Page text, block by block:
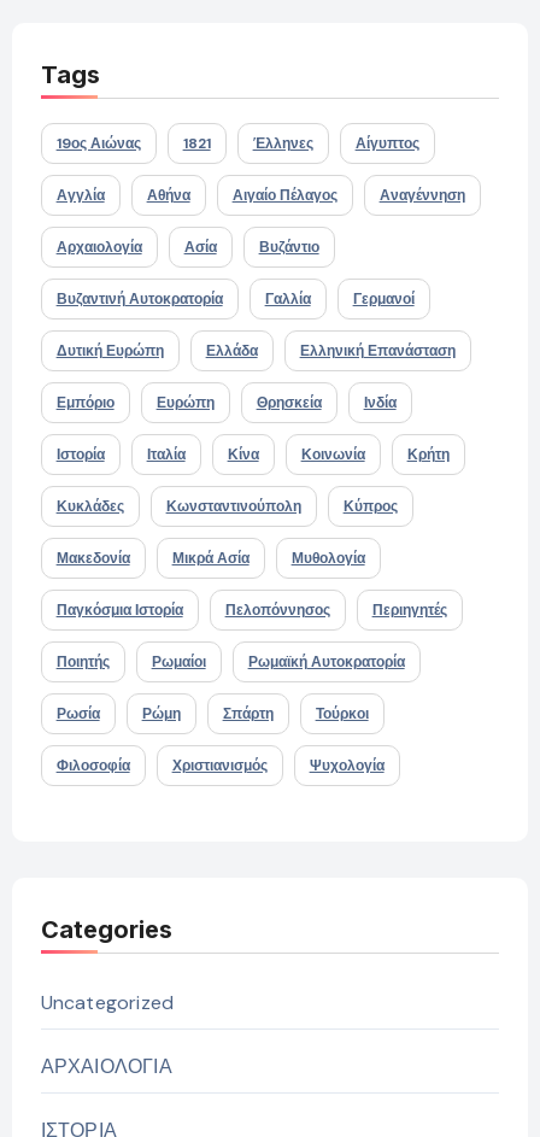
Tags
19ος Αιώνας 1821 Έλληνες Αίγυπτος
Αγγλία Αθήνα Αιγαίο Πέλαγος Αναγέννηση
Αρχαιολογία Ασία Βυζάντιο
Βυζαντινή Αυτοκρατορία Γαλλία Γερμανοί
Δυτική Ευρώπη Ελλάδα Ελληνική Επανάσταση
Εμπόριο Ευρώπη Θρησκεία Ινδία
Ιστορία Ιταλία Κίνα Κοινωνία Κρήτη
Κυκλάδες Κωνσταντινούπολη Κύπρος
Μακεδονία Μικρά Ασία Μυθολογία
Παγκόσμια Ιστορία Πελοπόννησος Περιηγητές
Ποιητής Ρωμαίοι Ρωμαϊκή Αυτοκρατορία
Ρωσία Ρώμη Σπάρτη Τούρκοι
Φιλοσοφία Χριστιανισμός Ψυχολογία
Categories
Uncategorized
ΑΡΧΑΙΟΛΟΓΙΑ
ΙΣΤΟΡΙΑ